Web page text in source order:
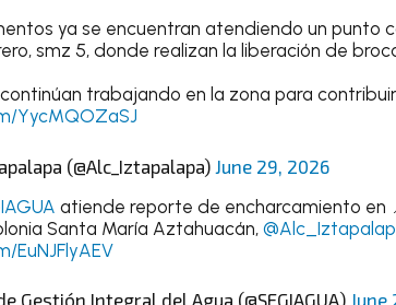
ya se encuentran atendiendo un punto
smz 5, donde realizan la liberación de
trabajando en la zona para
YycMQOZaSJ
(@Alc_Iztapalapa) June 29, 2026
atiende reporte de encharcamiento en
Santa María Aztahuacán,
EuNJFlyAEV
Gestión Integral del Agua (@SEGIAGUA) June